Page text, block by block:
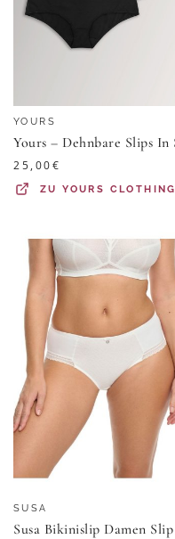
YOURS
25,00€
ZUYOURS CLOTHING
SUSA